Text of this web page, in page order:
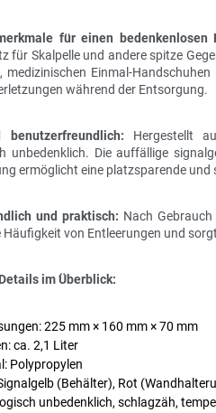
für einen bedenkenlosen
für Skalpelle und andere spitze
medizinischen Einmal-
während der Entsorgung.
benutzerfreundlich: Hergestellt
unbedenklich. Die auffällige
ermöglicht eine platzsparende
und praktisch: Nach
Häufigkeit von Entleerungen und
im Überblick:
225 mm × 160 mm × 70 mm
ca. 2,1 Liter
Polypropylen
(Behälter), Rot
unbedenklich, schlagzäh,